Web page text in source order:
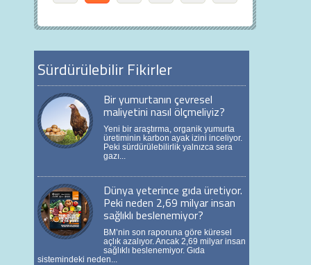
Sürdürülebilir Fikirler
Bir yumurtanın çevresel
maliyetini nasıl ölçmeliyiz?
Yeni bir araştırma, organik yumurta
üretiminin karbon ayak izini inceliyor.
Peki sürdürülebilirlik yalnızca sera
gazı...
Dünya yeterince gıda üretiyor.
Peki neden 2,69 milyar insan
sağlıklı beslenemiyor?
BM’nin son raporuna göre küresel
açlık azalıyor. Ancak 2,69 milyar insan
sağlıklı beslenemiyor. Gıda
sistemindeki neden...